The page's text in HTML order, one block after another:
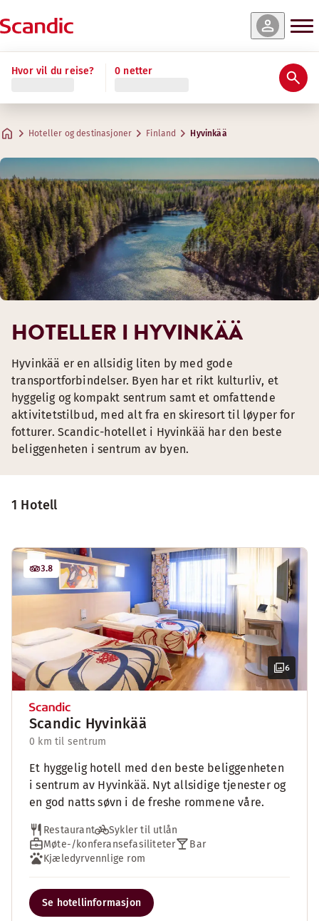
Hvor vil du reise? 0 netter
Hoteller og destinasjoner Finland Hyvinkää
1 Hotell
6
3.8
Scandic Hyvinkää
0 km til sentrum
Et hyggelig hotell med den beste beliggenheten
i sentrum av Hyvinkää. Nyt allsidige tjenester og
en god natts søvn i de freshe rommene våre.
Restaurant
Sykler til utlån
Møte-/konferansefasiliteter
Bar
Kjæledyrvennlige rom
Se hotellinformasjon
HOTELLER I HYVINKÄÄ
Hyvinkää er en allsidig liten by med gode
transportforbindelser. Byen har et rikt kulturliv, et
hyggelig og kompakt sentrum samt et omfattende
aktivitetstilbud, med alt fra en skiresort til løyper for
fotturer. Scandic-hotellet i Hyvinkää har den beste
beliggenheten i sentrum av byen.